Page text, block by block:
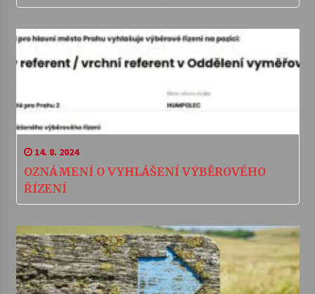
14. 8. 2024
OZNÁMENÍ O VYHLÁŠENÍ VÝBĚROVÉHO
ŘÍZENÍ